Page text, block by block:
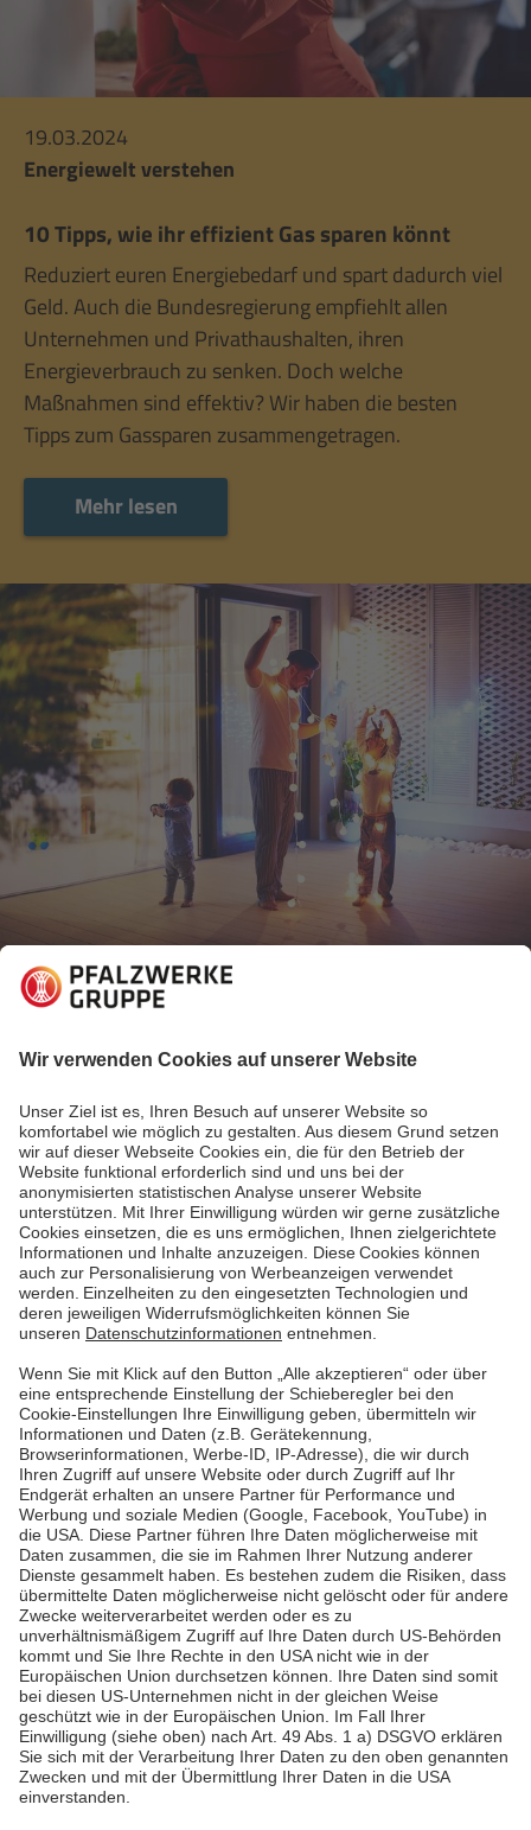
19.03.2024
Energiewelt verstehen
10 Tipps, wie ihr effizient Gas sparen könnt
Reduziert euren Energiebedarf und spart dadurch viel
Geld. Auch die Bundesregierung empfiehlt allen
Unternehmen und Privathaushalten, ihren
Energieverbrauch zu senken. Doch welche
Maßnahmen sind effektiv? Wir haben die besten
Tipps zum Gassparen zusammengetragen.
Mehr lesen
08.12.2022
energiesparend und sicher
Alle Jahre wieder: Die Lichterketten für Weihnachten
beleuchten Fenster und Vorgärten. Doch angesichts
der Energiekrise sind viele verunsichert und fragen
sich, ob die Weihnachtsbeleuchtung vorsichtshalber
gar nicht erst ausgepackt werden sollte. Wir geben
Tipps für eine energiesparende Beleuchtung.
Mehr lesen
Mehr lesen
Pfalzwerke
Über uns & Autoren
Datenschutz
Impressum
Barrierefreiheit